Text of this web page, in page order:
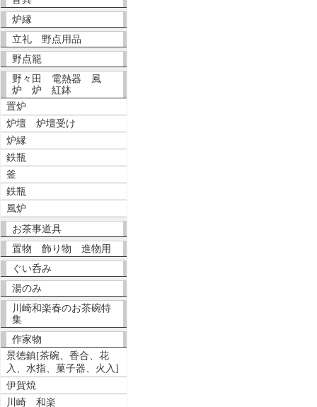
炉縁
立礼 野点用品
野点籠
野々田 電熱器 風
炉 炉 紅鉢
置炉
炉壇 炉壇受け
炉縁
鉄瓶
釜
鉄瓶
風炉
お茶事道具
置物 飾り物 進物用
ぐい呑み
湯のみ
川崎和楽春のお茶碗特
集
作家物
景徳鎮[茶碗、香合、花
入、水指、菓子器、火入]
伊賀焼
川崎 和楽